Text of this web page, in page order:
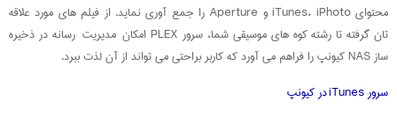
محتوای iTunes، iPhoto و Aperture را جمع آوری نماید. از فیلم های مورد علاقه
تان گرفته تا رشته کوه های موسیقی شما، سرور PLEX امکان مدیریت رسانه در ذخیره
ساز NAS کیونپ را فراهم می آورد که کاربر براحتی می تواند از آن لذت ببرد.
سرور iTunes در کیونپ